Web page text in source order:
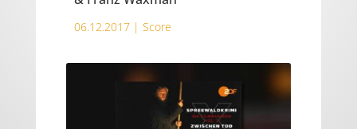
06.12.2017 | Score